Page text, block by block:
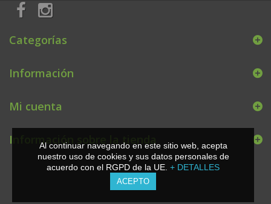
Categorías
Información
Mi cuenta
Información sobre la tienda
Al continuar navegando en este sitio web, acepta
nuestro uso de cookies y sus datos personales de
acuerdo con el RGPD de la UE. + DETALLES
ACEPTO